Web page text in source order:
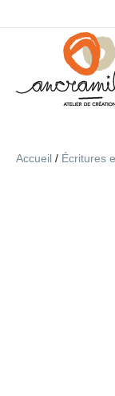
Accueil / Écritures